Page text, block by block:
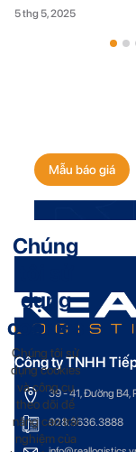
5 thg 5, 2025
Mẫu báo giá
Công ty TNHH
39 - 41, Đường B4,
028.3636.3888
Chúng
dụng
cookies
Chúng tôi sử
dụng cookies
và công cụ
theo dõi để
nâng cao trải
nghiệm của